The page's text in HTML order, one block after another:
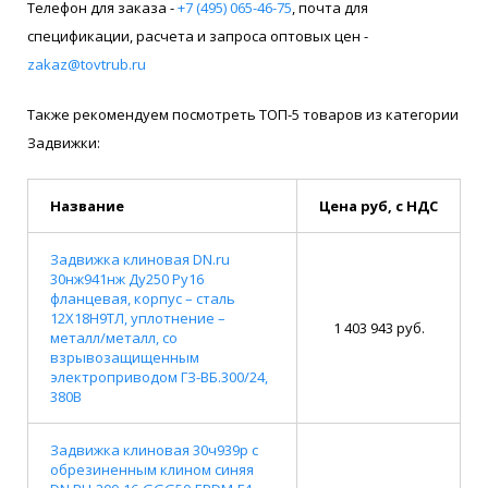
Телефон для заказа -+7 (495) 065-46-75 , почта для
спецификации, расчета и запроса оптовых цен -
zakaz@tovtrub.ru
Также рекомендуем посмотреть ТОП-5 товаров из категории
Задвижки:
Название Цена руб, с НДС
Задвижка клиновая DN.ru
30нж941нж Ду250 Ру16
фланцевая, корпус – сталь
12Х18Н9ТЛ, уплотнение –
металл/металл, со
взрывозащищенным
электроприводом ГЗ-ВБ.300/24,
380В
1 403 943 руб.
Задвижка клиновая 30ч939р с
обрезиненным клином синяя